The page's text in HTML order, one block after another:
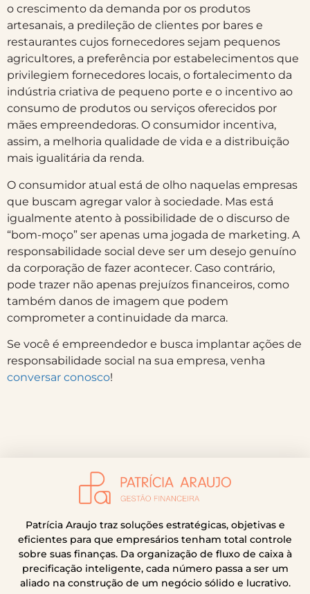
o crescimento da demanda por os produtos
artesanais, a predileção de clientes por bares e
restaurantes cujos fornecedores sejam pequenos
agricultores, a preferência por estabelecimentos que
privilegiem fornecedores locais, o fortalecimento da
indústria criativa de pequeno porte e o incentivo ao
consumo de produtos ou serviços oferecidos por
mães empreendedoras. O consumidor incentiva,
assim, a melhoria qualidade de vida e a distribuição
mais igualitária da renda.
O consumidor atual está de olho naquelas empresas
que buscam agregar valor à sociedade. Mas está
igualmente atento à possibilidade de o discurso de
“bom-moço” ser apenas uma jogada de marketing. A
responsabilidade social deve ser um desejo genuíno
da corporação de fazer acontecer. Caso contrário,
pode trazer não apenas prejuízos financeiros, como
também danos de imagem que podem
comprometer a continuidade da marca.
Se você é empreendedor e busca implantar ações de
responsabilidade social na sua empresa, venha
conversar conosco!
Patrícia Araujo traz soluções estratégicas, objetivas e
eficientes para que empresários tenham total controle
sobre suas finanças. Da organização de fluxo de caixa à
precificação inteligente, cada número passa a ser um
aliado na construção de um negócio sólido e lucrativo.